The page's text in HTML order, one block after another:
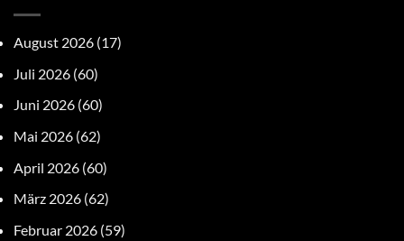
August 2026 (17)
Juli 2026 (60)
Juni 2026 (60)
Mai 2026 (62)
April 2026 (60)
März 2026 (62)
Februar 2026 (59)